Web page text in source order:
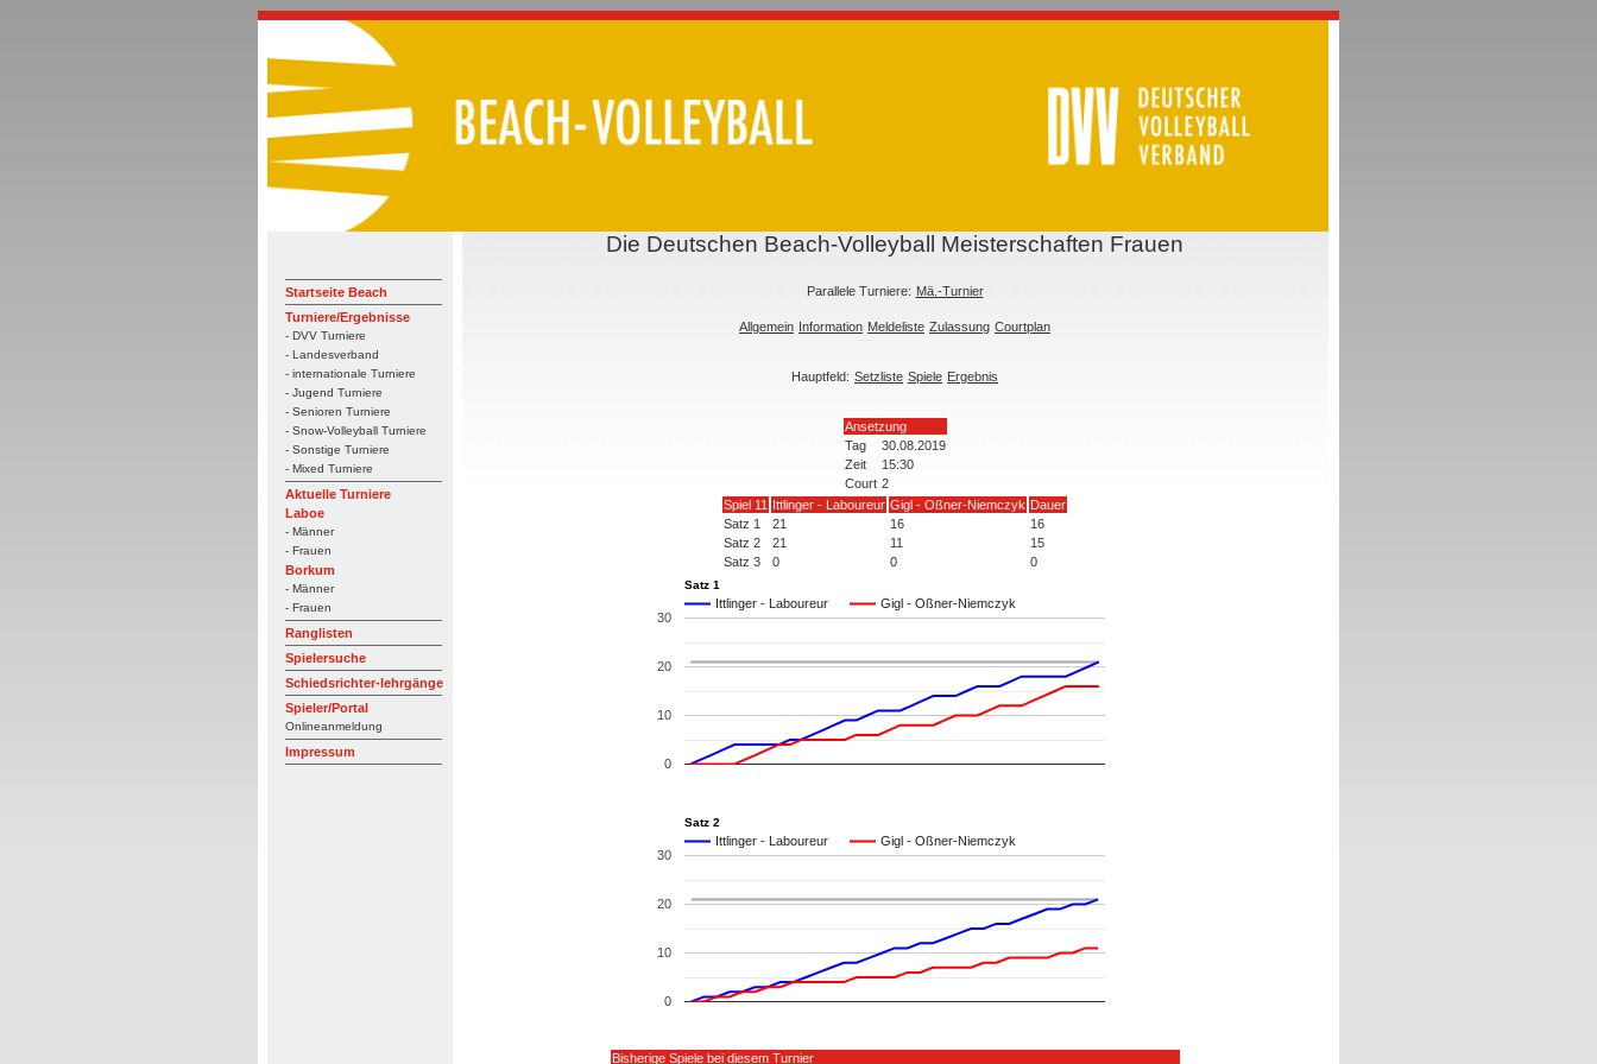
Startseite Beach
Turniere/Ergebnisse
- DVV Turniere
- Landesverband
- internationale Turniere
- Jugend Turniere
- Senioren Turniere
- Snow-Volleyball Turniere
- Sonstige Turniere
- Mixed Turniere
Aktuelle Turniere
Laboe
- Männer
- Frauen
Borkum
- Männer
- Frauen
Ranglisten
Spielersuche
Schiedsrichter-lehrgänge
Spieler/Portal
Onlineanmeldung
Impressum
Die Deutschen Beach-Volleyball Meisterschaften Frauen
Parallele Turniere: Mä.-Turnier
Allgemein Information Meldeliste Zulassung Courtplan
Hauptfeld: Setzliste Spiele Ergebnis
Ansetzung
Tag
30.08.2019
Zeit
15:30
Court 2
Spiel 11 Ittlinger - Laboureur Gigl - Oßner-Niemczyk Dauer
Satz 1
21 16
16
Satz 2
21 11
15
Satz 3
0 0 0
Satz 1
Ittlinger - Laboureur Gigl - Oßner-Niemczyk
0
10
20
30
Satz 2
Ittlinger - Laboureur Gigl - Oßner-Niemczyk
0
10
20
30
Bisherige Spiele bei diesem Turnier